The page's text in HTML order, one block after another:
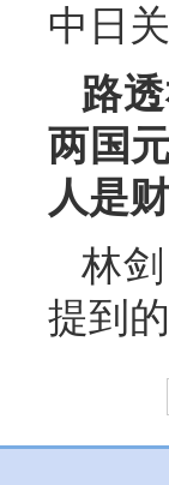
中日
路
两国
人是
林
提到